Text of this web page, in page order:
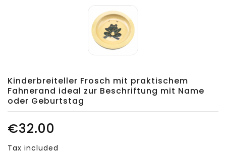
Kinderbreiteller Frosch mit praktischem
Fahnerand ideal zur Beschriftung mit Name
oder Geburtstag
€32.00
Tax included